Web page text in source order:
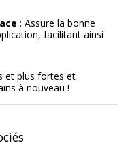
: Assure la bonne
facilitant ainsi
et plus fortes et
à nouveau !